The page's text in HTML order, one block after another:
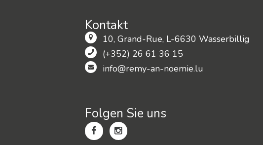
Kontakt
10, Grand-Rue, L-6630 Wasserbillig
(+352) 26 61 36 15
info@remy-an-noemie.lu
Folgen Sie uns